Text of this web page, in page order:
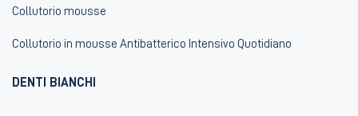
Collutorio mousse
Collutorio in mousse Antibatterico Intensivo Quotidiano
DENTI BIANCHI